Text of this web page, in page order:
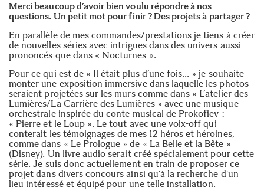
Merci beaucoup d’avoir bien voulu répondre à nos
questions. Un petit mot pour finir ? Des projets à partager ?
En parallèle de mes commandes/prestations je tiens à créer
de nouvelles séries avec intrigues dans des univers aussi
prononcés que dans « Nocturnes ».
Pour ce qui est de « Il était plus d’une fois… » je souhaite
monter une exposition immersive dans laquelle les photos
seraient projetées sur les murs comme dans « L’atelier des
Lumières/La Carrière des Lumières » avec une musique
orchestrale inspirée du conte musical de Prokofiev :
« Pierre et le Loup ». Le tout avec une voix-off qui
conterait les témoignages de mes 12 héros et héroines,
comme dans « Le Prologue » de « La Belle et la Bête »
(Disney). Un livre audio serait créé spécialement pour cette
série. Je suis donc actuellement en train de proposer ce
projet dans divers concours ainsi qu’à la recherche d’un
lieu intéressé et équipé pour une telle installation.